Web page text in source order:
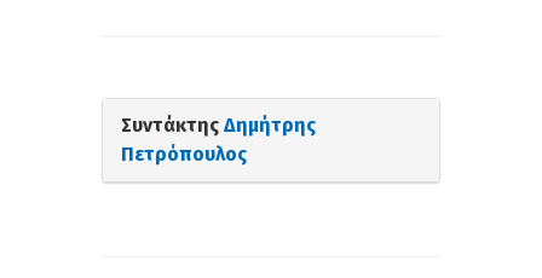
Συντάκτης Δημήτρης
Πετρόπουλος